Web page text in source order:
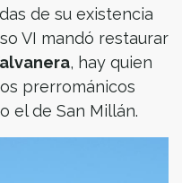
de su existencia
VI mandó restaurar
, hay quien
prerrománicos
el de San Millán.